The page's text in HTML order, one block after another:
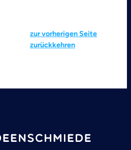
zur vorherigen Seite
zurückkehren